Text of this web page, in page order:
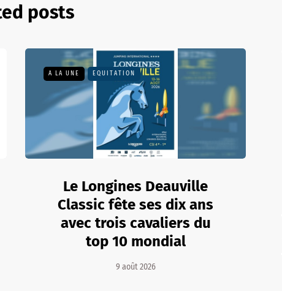
posts
A LA UNE EQUITATION
Le Longines Deauville
Classic fête ses dix ans
avec trois cavaliers du
top 10 mondial
9 août 2026